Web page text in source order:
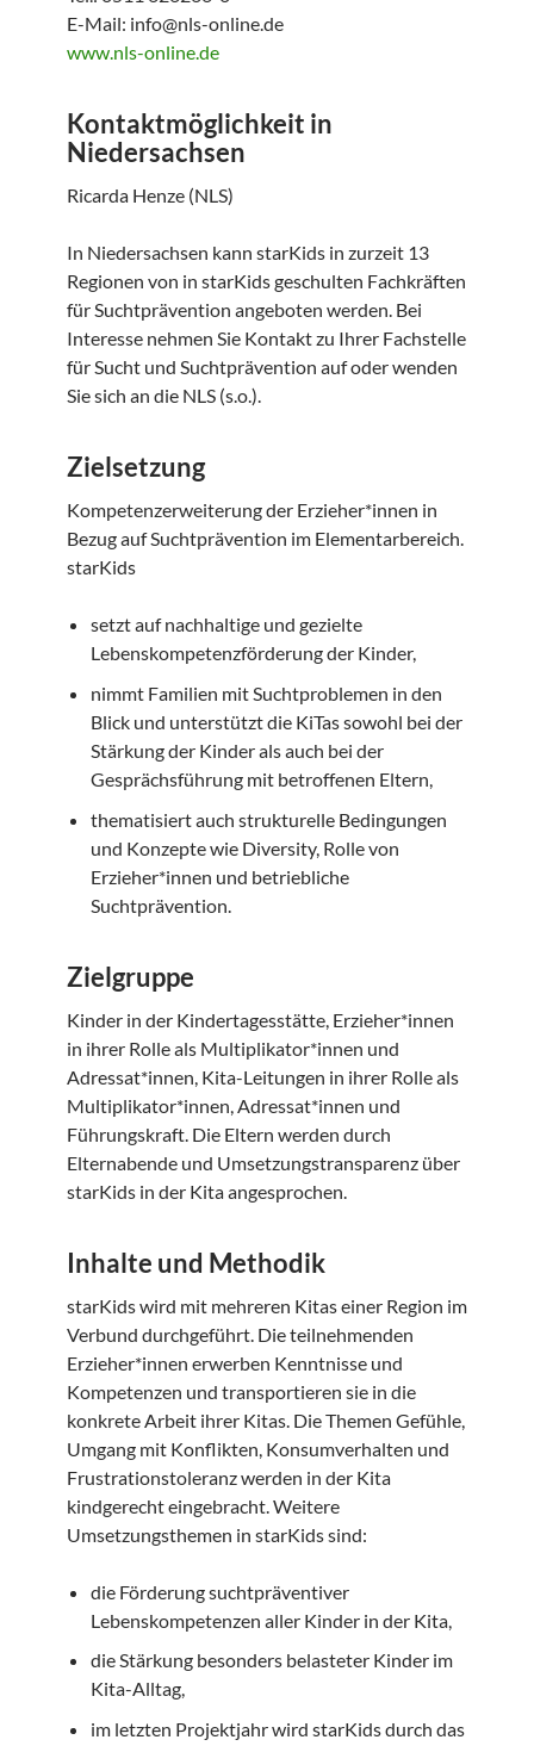
E-Mail: info@nls-online.de
www.nls-online.de
Kontaktmöglichkeit in
Niedersachsen
Ricarda Henze (NLS)
In Niedersachsen kann starKids in zurzeit 13
Regionen von in starKids geschulten Fachkräften
für Suchtprävention angeboten werden. Bei
Interesse nehmen Sie Kontakt zu Ihrer Fachstelle
für Sucht und Suchtprävention auf oder wenden
Sie sich an die NLS (s.o.).
Zielsetzung
Kompetenzerweiterung der Erzieher*innen in
Bezug auf Suchtprävention im Elementarbereich.
starKids
setzt auf nachhaltige und gezielte
Lebenskompetenzförderung der Kinder,
nimmt Familien mit Suchtproblemen in den
Blick und unterstützt die KiTas sowohl bei der
Stärkung der Kinder als auch bei der
Gesprächsführung mit betroffenen Eltern,
thematisiert auch strukturelle Bedingungen
und Konzepte wie Diversity, Rolle von
Erzieher*innen und betriebliche
Suchtprävention.
Zielgruppe
Kinder in der Kindertagesstätte, Erzieher*innen
in ihrer Rolle als Multiplikator*innen und
Adressat*innen, Kita-Leitungen in ihrer Rolle als
Multiplikator*innen, Adressat*innen und
Führungskraft. Die Eltern werden durch
Elternabende und Umsetzungstransparenz über
starKids in der Kita angesprochen.
Inhalte und Methodik
starKids wird mit mehreren Kitas einer Region im
Verbund durchgeführt. Die teilnehmenden
Erzieher*innen erwerben Kenntnisse und
Kompetenzen und transportieren sie in die
konkrete Arbeit ihrer Kitas. Die Themen Gefühle,
Umgang mit Konflikten, Konsumverhalten und
Frustrationstoleranz werden in der Kita
kindgerecht eingebracht. Weitere
Umsetzungsthemen in starKids sind:
die Förderung suchtpräventiver
Lebenskompetenzen aller Kinder in der Kita,
die Stärkung besonders belasteter Kinder im
Kita-Alltag,
im letzten Projektjahr wird starKids durch das